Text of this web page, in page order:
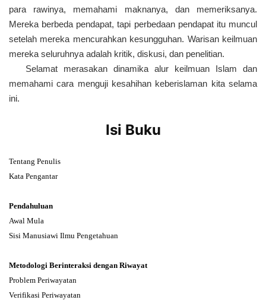
para rawinya, memahami maknanya, dan memeriksanya.
Mereka berbeda pendapat, tapi perbedaan pendapat itu muncul
setelah mereka mencurahkan kesungguhan. Warisan keilmuan
mereka seluruhnya adalah kritik, diskusi, dan penelitian.
Selamat merasakan dinamika alur keilmuan Islam dan
mema­hami cara menguji kesahihan keberislaman kita selama
ini.
Isi Buku
Tentang Penulis
Kata Pengantar
Pendahuluan
Awal Mula
Sisi Manusiawi Ilmu Pengetahuan
Metodologi Berinteraksi dengan Riwayat
Problem Periwayatan
Verifikasi Periwayatan